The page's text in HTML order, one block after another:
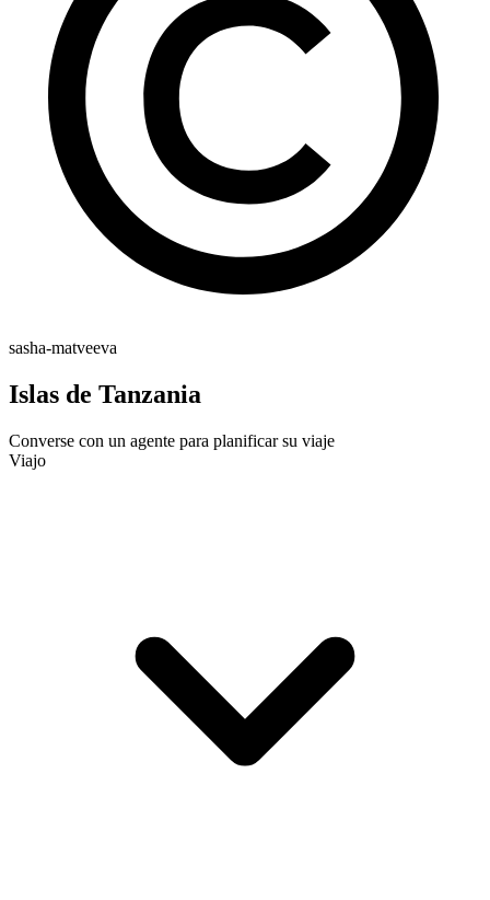
sasha-matveeva
Islas de Tanzania
Converse con un agente para planificar su viaje
Viajo